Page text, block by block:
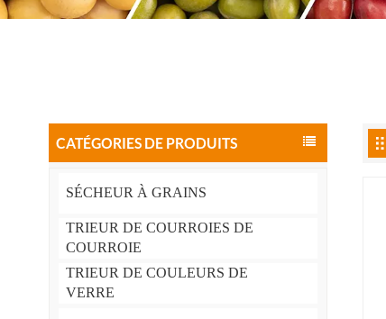
CATÉGORIES DE PRODUITS
SÉCHEUR À GRAINS
TRIEUR DE COURROIES DE
COURROIE
TRIEUR DE COULEURS DE
VERRE